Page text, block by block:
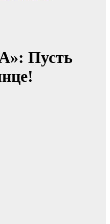
Пусть